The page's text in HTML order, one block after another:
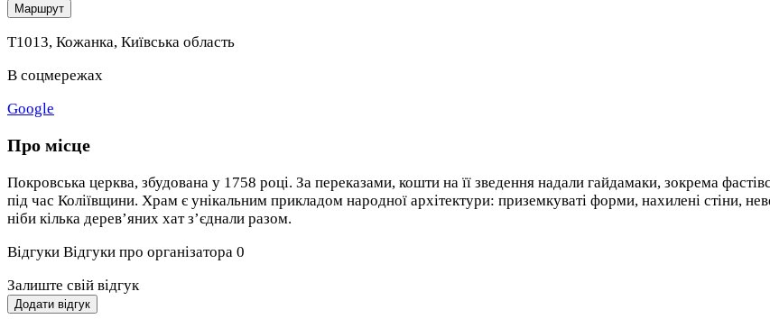
Маршрут
Т1013, Кожанка, Київська область
В соцмережах
Google
Про місце
Покровська церква, збудована у 1758 році. За переказами, кошти на її зведення надали гайдамаки, зокрема
під час Коліївщини. Храм є унікальним прикладом народної архітектури: приземкуваті форми, нахилені стіни,
ніби кілька дерев’яних хат з’єднали разом.
Відгуки Відгуки про організатора 0
Залиште свій відгук
Додати відгук